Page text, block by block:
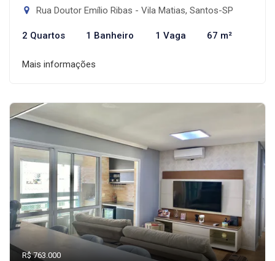
Rua Doutor Emílio Ribas - Vila Matias, Santos-SP
2 Quartos 1 Banheiro 1 Vaga 67 m²
Mais informações
R$ 763.000